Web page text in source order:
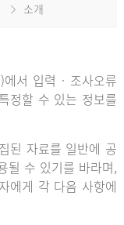
소개
서 입력 · 조사오류
정할 수 있는 정보를
된 자료를 일반에 공
될 수 있기를 바라며,
에게 각 다음 사항에